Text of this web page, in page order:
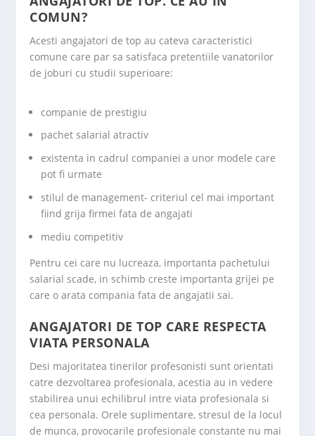
COMUN?
Acesti angajatori de top au cateva caracteristici
comune care par sa satisfaca pretentiile vanatorilor
de joburi cu studii superioare:
companie de prestigiu
pachet salarial atractiv
existenta in cadrul companiei a unor modele care
pot fi urmate
stilul de management- criteriul cel mai important
fiind grija firmei fata de angajati
mediu competitiv
Pentru cei care nu lucreaza, importanta pachetului
salarial scade, in schimb creste importanta grijei pe
care o arata compania fata de angajatii sai.
ANGAJATORI DE TOP CARE RESPECTA
VIATA PERSONALA
Desi majoritatea tinerilor profesonisti sunt orientati
catre dezvoltarea profesionala, acestia au in vedere
stabilirea unui echilibrul intre viata profesionala si
cea personala. Orele suplimentare, stresul de la locul
de munca, provocarile profesionale constante nu mai